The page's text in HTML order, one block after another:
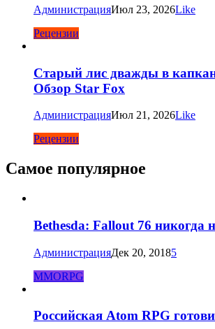
АдминистрацияИюл 23, 2026Like
Рецензии
Старый лис дважды в
Обзор Star Fox
АдминистрацияИюл 21, 2026Like
Рецензии
Самое популярное
Bethesda: Fallout 76 никогда
АдминистрацияДек 20, 20185
MMORPG
Российская Atom RPG